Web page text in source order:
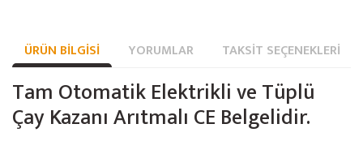
ÜRÜN BILGISI YORUMLAR TAKSIT SEÇENEKLERI
Tam Otomatik Elektrikli ve Tüplü
Çay Kazanı Arıtmalı CE Belgelidir.